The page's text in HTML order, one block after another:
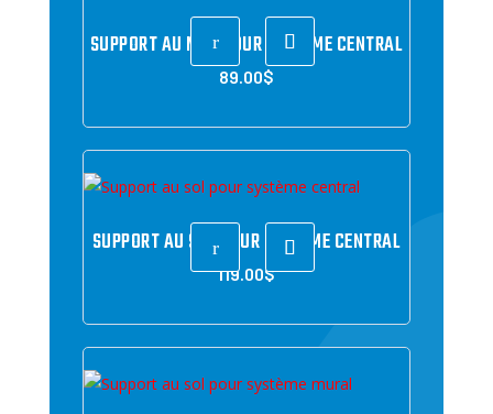
SUPPORT AU MUR POUR SYSTÈME CENTRAL
89.00$
r
SUPPORT AU SOL POUR SYSTÈME CENTRAL
119.00$
r